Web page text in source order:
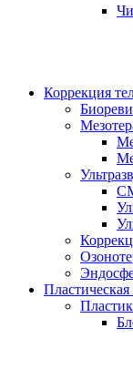
Коррекция